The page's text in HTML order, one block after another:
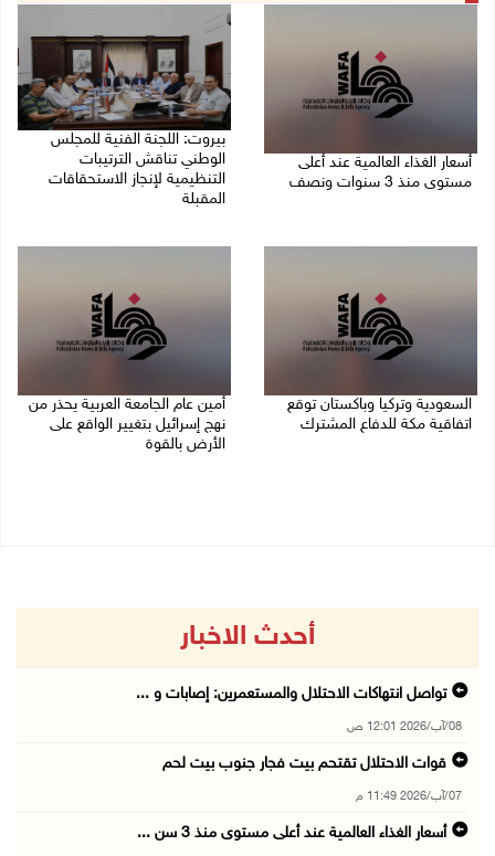
أسعار الغذاء العالمية عند أعلى
مستوى منذ 3 سنوات ونصف
بيروت: اللجنة الفنية للمجلس
الوطني تناقش الترتيبات
التنظيمية لإنجاز الاستحقاقات
المقبلة
السعودية وتركيا وباكستان توقع
اتفاقية مكة للدفاع المشترك
أمين عام الجامعة العربية يحذر من
نهج إسرائيل بتغيير الواقع على
الأرض بالقوة
أحدث الاخبار
تواصل انتهاكات الاحتلال والمستعمرين: إصابات و ...
08/آب/2026 12:01 ص
قوات الاحتلال تقتحم بيت فجار جنوب بيت لحم
07/آب/2026 11:49 م
أسعار الغذاء العالمية عند أعلى مستوى منذ 3 سن ...